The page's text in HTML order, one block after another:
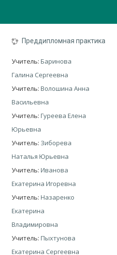
Преддипломная практика
Учитель:Баринова
Галина Сергеевна
Учитель:Волошина Анна
Васильевна
Учитель:Гуреева Елена
Юрьевна
Учитель: Зиборева
Наталья Юрьевна
Учитель:Иванова
Екатерина Игоревна
Учитель:Назаренко
Екатерина
Владимировна
Учитель:Пыхтунова
Екатерина Сергеевна